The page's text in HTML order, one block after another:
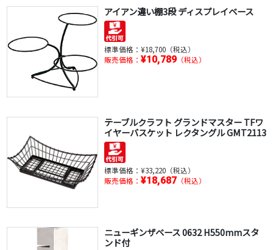
アイアン違い棚3段 ディスプレイベース
標準価格： ¥18,700（税込）
販売価格： ¥10,789（税込）
テーブルクラフト グランドマスター TFワ
イヤーバスケット レクタングル GMT2113
標準価格： ¥33,220（税込）
販売価格： ¥18,687（税込）
ニューギンザベース 0632 H550mmスタ
ンド付